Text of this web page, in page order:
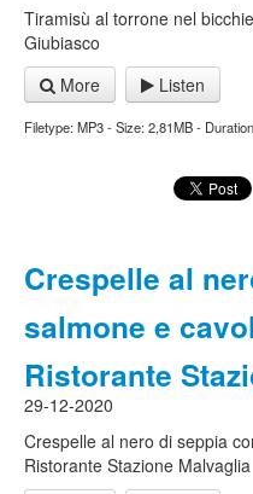
Tiramisù al torrone nel
Giubiasco
More
Listen
Filetype: MP3 - Size: 2,81MB -
Crespelle al
salmone e
Ristorante
29-12-2020
Crespelle al nero di seppia
Ristorante Stazione Malvaglia